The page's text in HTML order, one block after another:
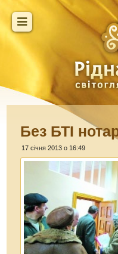
Без БТІ
17 січня 2013 о 16:49